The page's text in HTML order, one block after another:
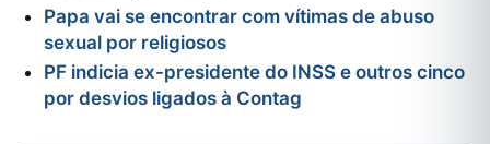
Papa vai se encontrar com vítimas de abuso
sexual por religiosos
PF indicia ex-presidente do INSS e outros cinco
por desvios ligados à Contag